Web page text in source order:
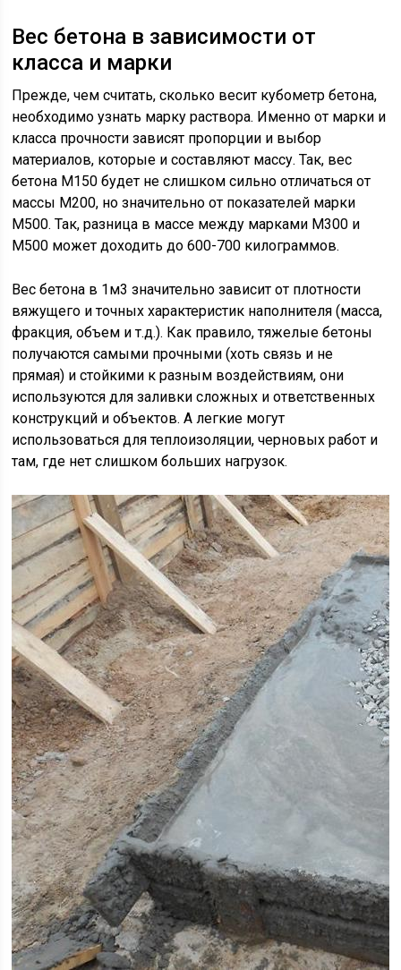
Вес бетона в зависимости от
класса и марки
Прежде, чем считать, сколько весит кубометр бетона,
необходимо узнать марку раствора. Именно от марки и
класса прочности зависят пропорции и выбор
материалов, которые и составляют массу. Так, вес
бетона М150 будет не слишком сильно отличаться от
массы М200, но значительно от показателей марки
М500. Так, разница в массе между марками М300 и
М500 может доходить до 600-700 килограммов.
Вес бетона в 1м3 значительно зависит от плотности
вяжущего и точных характеристик наполнителя (масса,
фракция, объем и т.д.). Как правило, тяжелые бетоны
получаются самыми прочными (хоть связь и не
прямая) и стойкими к разным воздействиям, они
используются для заливки сложных и ответственных
конструкций и объектов. А легкие могут
использоваться для теплоизоляции, черновых работ и
там, где нет слишком больших нагрузок.